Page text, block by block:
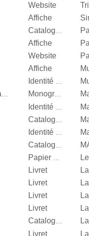
Website
Affiche
Catalogue d’exposition
Affiche
Website
Affiche
Identité visuelle
Valérie Mréjen, Palais des glaces Monographie
Livret
Livret
Livret
Livret
Catalogue d’exposition
Livret